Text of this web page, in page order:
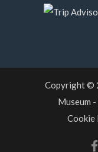
Copyright ©
Museum -
Cookie